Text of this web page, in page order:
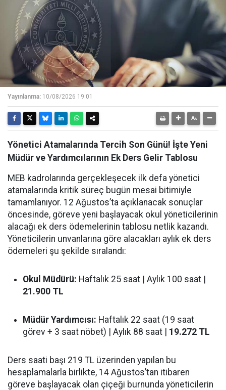
Yayınlanma: 10/08/2026 19:01
Yönetici Atamalarında Tercih Son Günü! İşte Yeni
Müdür ve Yardımcılarının Ek Ders Gelir Tablosu
MEB kadrolarında gerçekleşecek ilk defa yönetici
atamalarında kritik süreç bugün mesai bitimiyle
tamamlanıyor. 12 Ağustos’ta açıklanacak sonuçlar
öncesinde, göreve yeni başlayacak okul yöneticilerinin
alacağı ek ders ödemelerinin tablosu netlik kazandı.
Yöneticilerin unvanlarına göre alacakları aylık ek ders
ödemeleri şu şekilde sıralandı:
Okul Müdürü: Haftalık 25 saat | Aylık 100 saat |
21.900 TL
Müdür Yardımcısı: Haftalık 22 saat (19 saat
görev + 3 saat nöbet) | Aylık 88 saat | 19.272 TL
Ders saati başı 219 TL üzerinden yapılan bu
hesaplamalarla birlikte, 14 Ağustos’tan itibaren
göreve başlayacak olan çiçeği burnunda yöneticilerin